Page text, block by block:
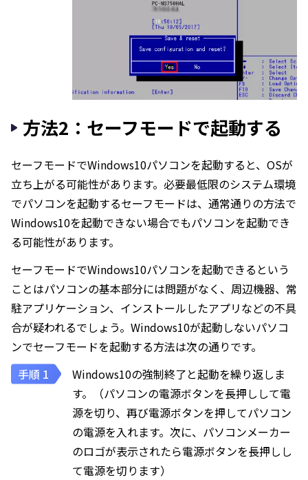
方法2：セーフモードで起動する
セーフモードでWindows10パソコンを起動すると、OSが
立ち上がる可能性があります。必要最低限のシステム環境
でパソコンを起動するセーフモードは、通常通りの方法で
Windows10を起動できない場合でもパソコンを起動でき
る可能性があります。
セーフモードでWindows10パソコンを起動できるという
ことはパソコンの基本部分には問題がなく、周辺機器、常
駐アプリケーション、インストールしたアプリなどの不具
合が疑われるでしょう。Windows10が起動しないパソコ
ンでセーフモードを起動する方法は次の通りです。
Windows10の強制終了と起動を繰り返しま
す。（パソコンの電源ボタンを長押しして電
源を切り、再び電源ボタンを押してパソコン
の電源を入れます。次に、パソコンメーカー
のロゴが表示されたら電源ボタンを長押しし
て電源を切ります）